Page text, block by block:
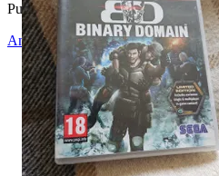
Publicerad
16 maj 20:30
Anmäl Sälj liknande